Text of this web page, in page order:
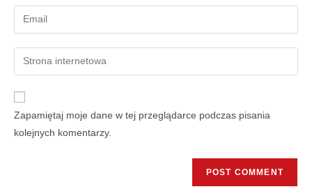
Zapamiętaj moje dane w tej przeglądarce podczas pisania
kolejnych komentarzy.